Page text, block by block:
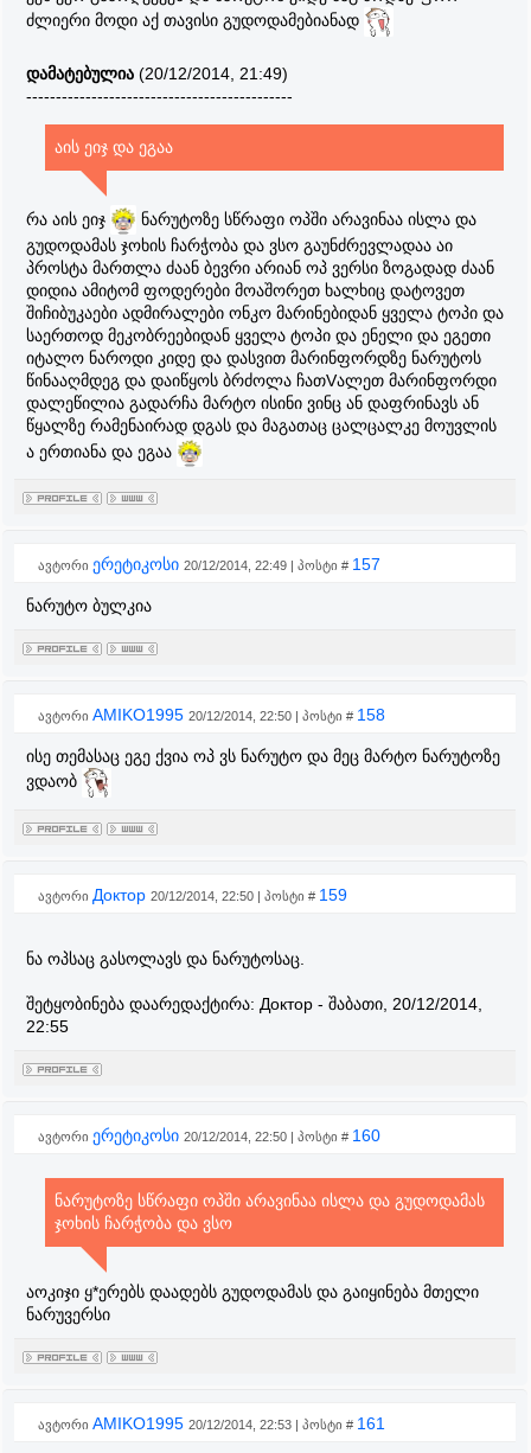
ძლიერი მოდი აქ თავისი გუდოდამებიანად
დამატებულია (20/12/2014, 21:49)
---------------------------------------------
აის ეიჯ და ეგაა
რა აის ეიჯ
ნარუტოზე სწრაფი ოპში არავინაა ისლა და
გუდოდამას ჯოხის ჩარჭობა და ვსო გაუნძრევლადაა აი
პროსტა მართლა ძაან ბევრი არიან ოპ ვერსი ზოგადად ძაან
დიდია ამიტომ ფოდერები მოაშორეთ ხალხიც დატოვეთ
შიჩიბუკაები ადმირალები ონკო მარინებიდან ყველა ტოპი და
საერთოდ მეკობრეებიდან ყველა ტოპი და ენელი და ეგეთი
იტალო ნაროდი კიდე და დასვით მარინფორდზე ნარუტოს
წინააღმდეგ და დაიწყოს ბრძოლა ჩათVალეთ მარინფორდი
დალეწილია გადარჩა მარტო ისინი ვინც ან დაფრინავს ან
წყალზე რამენაირად დგას და მაგათაც ცალცალკე მოუვლის
ა ერთიანა და ეგაა
ავტორი ერეტიკოსი 20/12/2014, 22:49 | პოსტი # 157
ნარუტო ბულკია
ავტორი AMIKO1995 20/12/2014, 22:50 | პოსტი # 158
ისე თემასაც ეგე ქვია ოპ ვს ნარუტო და მეც მარტო ნარუტოზე
ვდაობ
ავტორი Доктор 20/12/2014, 22:50 | პოსტი # 159
ნა ოპსაც გასოლავს და ნარუტოსაც.
შეტყობინება დაარედაქტირა: Доктор - შაბათი, 20/12/2014,
22:55
ავტორი ერეტიკოსი 20/12/2014, 22:50 | პოსტი # 160
ნარუტოზე სწრაფი ოპში არავინაა ისლა და გუდოდამას
ჯოხის ჩარჭობა და ვსო
აოკიჯი ყ*ერებს დაადებს გუდოდამას და გაიყინება მთელი
ნარუვერსი
ავტორი AMIKO1995 20/12/2014, 22:53 | პოსტი # 161